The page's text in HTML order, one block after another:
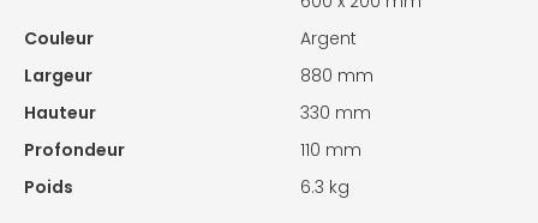
Couleur
Argent
Largeur
880 mm
Hauteur
330 mm
Profondeur
110 mm
Poids
6.3 kg